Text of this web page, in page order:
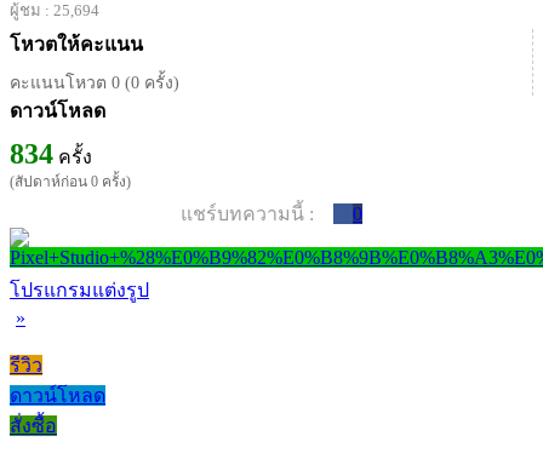
ผู้ชม : 25,694
โหวตให้คะแนน
คะแนนโหวต 0 (0 ครั้ง)
ดาวน์โหลด
834 ครั้ง
(สัปดาห์ก่อน 0 ครั้ง)
แชร์บทความนี้ : 0
โปรแกรมแต่งรูป
»
รีวิว
ดาวน์โหลด
สั่งซื้อ